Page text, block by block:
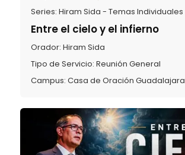
Series: Hiram Sida - Temas Individuales
Entre el cielo y el infierno
Orador: Hiram Sida
Tipo de Servicio: Reunión General
Campus: Casa de Oración Guadalajara